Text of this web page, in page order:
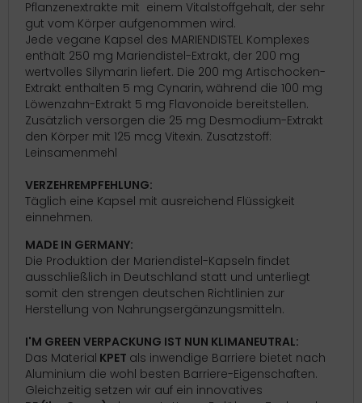
Pflanzenextrakte mit einem Vitalstoffgehalt, der sehr
gut vom Körper aufgenommen wird.
Jede vegane Kapsel des MARIENDISTEL Komplexes
enthält 250 mg Mariendistel-Extrakt, der 200 mg
wertvolles Silymarin liefert. Die 200 mg Artischocken-
Extrakt enthalten 5 mg Cynarin, während die 100 mg
Löwenzahn-Extrakt 5 mg Flavonoide bereitstellen.
Zusätzlich versorgen die 25 mg Desmodium-Extrakt
den Körper mit 125 mcg Vitexin. Zusatzstoff:
Leinsamenmehl
VERZEHREMPFEHLUNG:
Täglich eine Kapsel mit ausreichend Flüssigkeit
einnehmen.
MADE IN GERMANY:
Die Produktion der Mariendistel-Kapseln findet
ausschließlich in Deutschland statt und unterliegt
somit den strengen deutschen Richtlinien zur
Herstellung von Nahrungsergänzungsmitteln.
I'M GREEN VERPACKUNG IST NUN KLIMANEUTRAL:
Das Material KPET als inwendige Barriere bietet nach
Aluminium die wohl besten Barriere-Eigenschaften.
Gleichzeitig setzen wir auf ein innovatives